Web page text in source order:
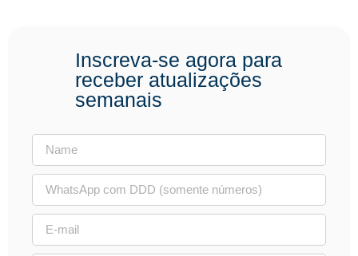
Inscreva-se agora para
receber atualizações
semanais